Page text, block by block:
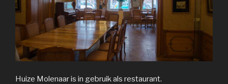
Huize Molenaar is in gebruik als restaurant.